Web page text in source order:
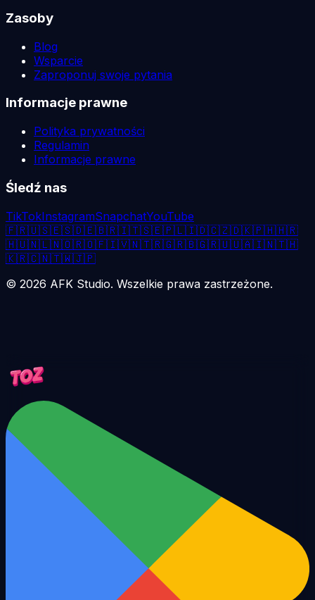
Zasoby
Blog
Wsparcie
Zaproponuj swoje pytania
Informacje prawne
Polityka prywatności
Regulamin
Informacje prawne
Śledź nas
TikTokInstagramSnapchatYouTube
🇫🇷🇺🇸🇪🇸🇩🇪🇧🇷🇮🇹🇸🇪🇵🇱🇮🇩🇨🇿🇩🇰🇵🇭🇭🇷
🇭🇺🇳🇱🇳🇴🇷🇴🇫🇮🇻🇳🇹🇷🇬🇷🇧🇬🇷🇺🇺🇦🇮🇳🇹🇭
🇰🇷🇨🇳🇹🇼🇯🇵
© 2026 AFK Studio. Wszelkie prawa zastrzeżone.